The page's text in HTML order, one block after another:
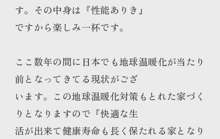
す。その中身は『性能ありき』
ですから楽しみ一杯です。
ここ数年の間に日本でも地球温暖化が当たり
前となってきてる現状がござ
います。この地球温暖化対策もとれた家づく
りとなりますので『快適な生
活が出来て健康寿命も長く保たれる家となり